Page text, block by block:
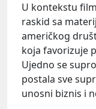
U kontekstu
raskid sa
američkog
koja favorizuje
Ujedno se
postala sve
unosni biznis i